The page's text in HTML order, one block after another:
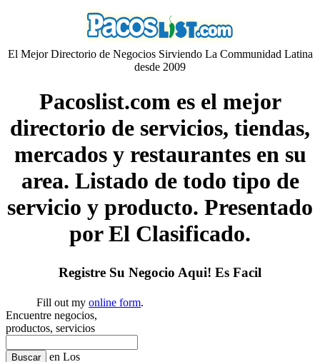
El Mejor Directorio de Negocios Sirviendo La Communidad Latina
desde 2009
Pacoslist.com es el mejor
directorio de servicios, tiendas,
mercados y restaurantes en su
area. Listado de todo tipo de
servicio y producto. Presentado
por El Clasificado.
Registre Su Negocio Aqui! Es Facil
Fill out myonline form.
Encuentre negocios,
productos, servicios
en Los